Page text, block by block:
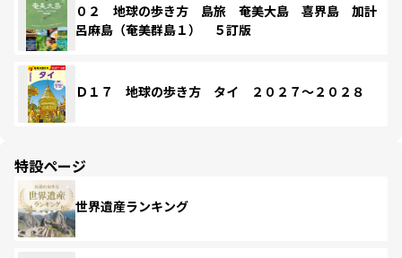
０２ 地球の歩き方 島旅 奄美大島 喜界島 加計
呂麻島（奄美群島１） ５訂版
Ｄ１７ 地球の歩き方 タイ ２０２７～２０２８
特設ページ
世界遺産ランキング